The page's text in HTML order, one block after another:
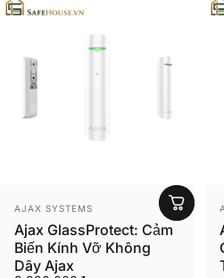
Người bán:
AJAX SYSTEMS
Ajax GlassProtect: Cảm
Biến Kính Vỡ Không
Dây Ajax